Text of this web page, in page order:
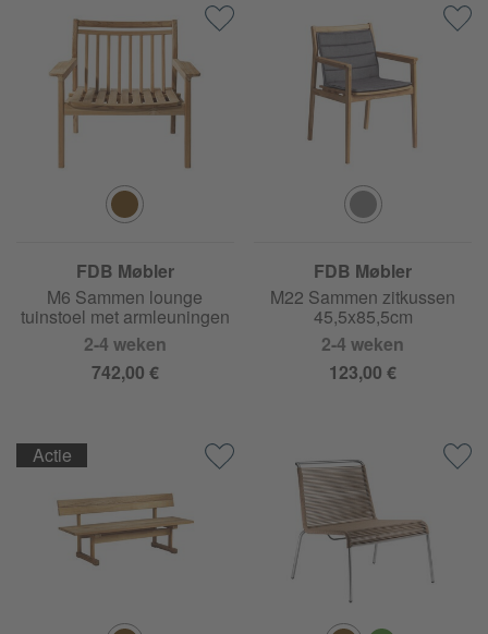
FDB Møbler
M6 Sammen lounge
tuinstoel met armleuningen
2-4 weken
742,00 €
FDB Møbler
M22 Sammen zitkussen
45,5x85,5cm
2-4 weken
123,00 €
Actie